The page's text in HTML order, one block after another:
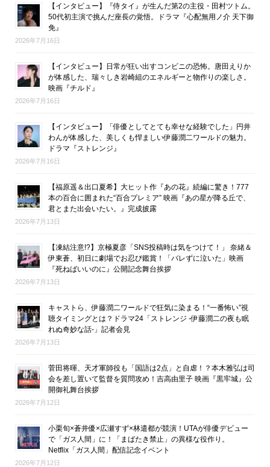
【インタビュー】『侍タイ』が生んだ第2の主役・田村ツトム。
50代初主演で挑んだ座長の覚悟。ドラマ『心配無用ノ介 天下御
免』
2026年7月16日
【インタビュー】日常が狂い出すコンビニの恐怖。唐田えりか
が体感した、瑞々しき岩崎組のエネルギーと物作りの楽しさ。
映画『チルド』
2026年7月16日
【インタビュー】「俳優としてとても幸せな経験でした」円井
わんが体感した、美しくも悍ましい伊藤潤二ワールドの魅力。
ドラマ『ストレンジ』
2026年7月16日
【福原遥＆出口夏希】大ヒット作『あの花』続編に驚き！777
本の百合に囲まれた“百合プレミア” 映画『あの星が降る丘で、
君とまた出会いたい。』完成披露
2026年7月13日
【凍結注意!?】京極夏彦「SNS投稿時は気をつけて！」 奈緒＆
伊東蒼、初日に劇場でお忍び鑑賞！「バレずに泣いた」映画
『死ねばいいのに』公開記念舞台挨拶
2026年7月13日
キャストら、伊藤潤二ワールドで狂気に染まる！“一番怖い”視
聴タイミングとは？ドラマ24「ストレンジ -伊藤潤二の夜も眠
れぬ奇妙な話-」記者会見
2026年7月13日
菅田将暉、天才軍師役も「国語は2点」と自虐！？本木雅弘は司
会を差し置いて監督を質問攻め！吉高由里子 映画『黒牢城』公
開御礼舞台挨拶
2026年7月12日
小栗旬×蒼井優×広瀬すず×林遣都が競演！UTAが俳優デビュー
で「ガス人間」に！「まばたき禁止」の異様な役作り。
Netflix「ガス人間」配信記念イベント
2026年7月12日